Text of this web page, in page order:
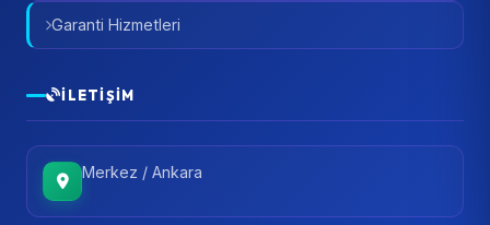
Garanti Hizmetleri
İLETIŞIM
Merkez / Ankara